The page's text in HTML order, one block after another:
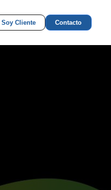
Soy Cliente Contacto